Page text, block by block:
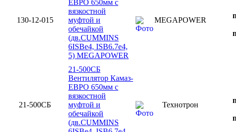
130-12-015
ЕВРО 650мм с
вязкостной
муфтой и
обечайкой
(дв.CUMMINS
6ISBe4, ISB6.7e4,
5) MEGAPOWER
MEGAPOWER
21-500СБ
21-500СБ
Вентилятор Камаз-
ЕВРО 650мм с
вязкостной
муфтой и
обечайкой
(дв.CUMMINS
Технотрон